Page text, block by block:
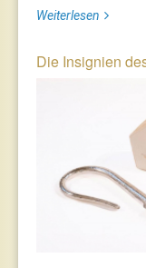
Weiterlesen
Die Insignien